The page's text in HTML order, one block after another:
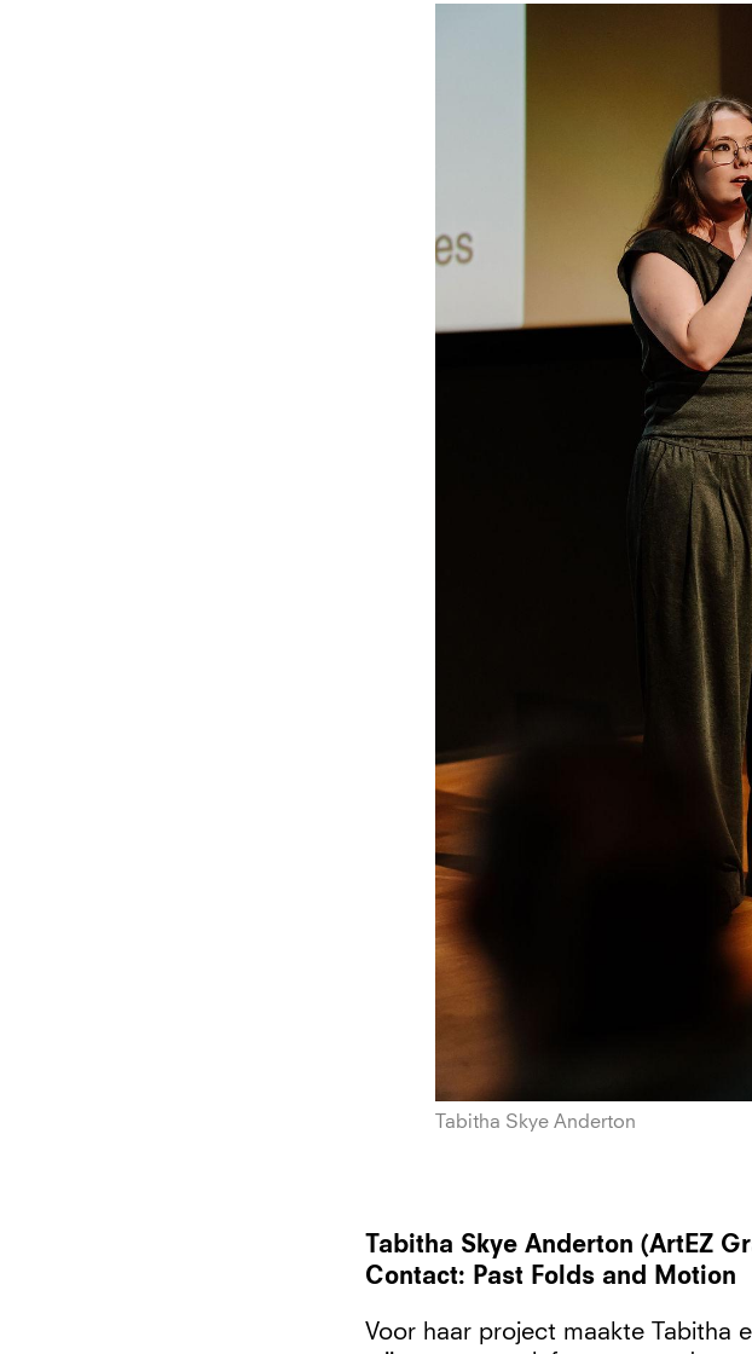
Tabitha Skye Anderton
Tabitha Skye Anderton (ArtEZ
Contact: Past Folds and Motion
Voor haar project maakte Tabitha